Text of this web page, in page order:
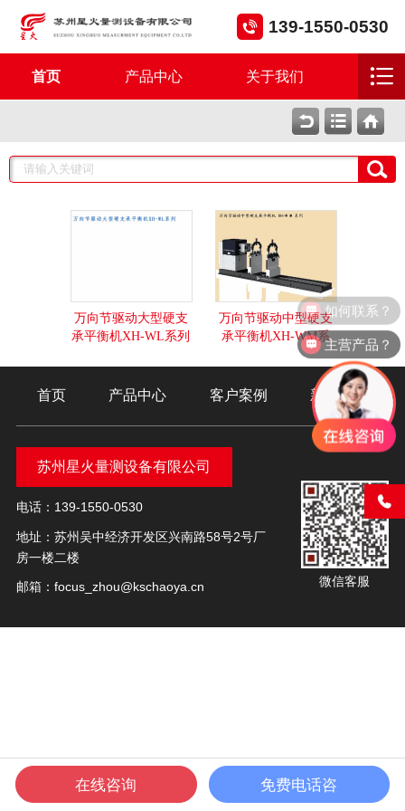
139-1550-0530
首页 产品中心 关于我们
万向节驱动大型硬支
承平衡机XH-WL系列
万向节驱动中型硬支
承平衡机XH-WM系
首页 产品中心 客户案例 新闻资讯
苏州星火量测设备有限公司
电话：139-1550-0530
地址：苏州吴中经济开发区兴南路58号2号厂
房一楼二楼
邮箱：focus_zhou@kschaoya.cn 微信客服
主营产品？
如何联系？
在线咨询 免费电话咨